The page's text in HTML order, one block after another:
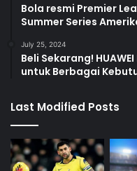
Bola resmi Premier
Summer Series
July 25, 2024
Beli Sekarang!
untuk Berbagai
Last Modified Posts